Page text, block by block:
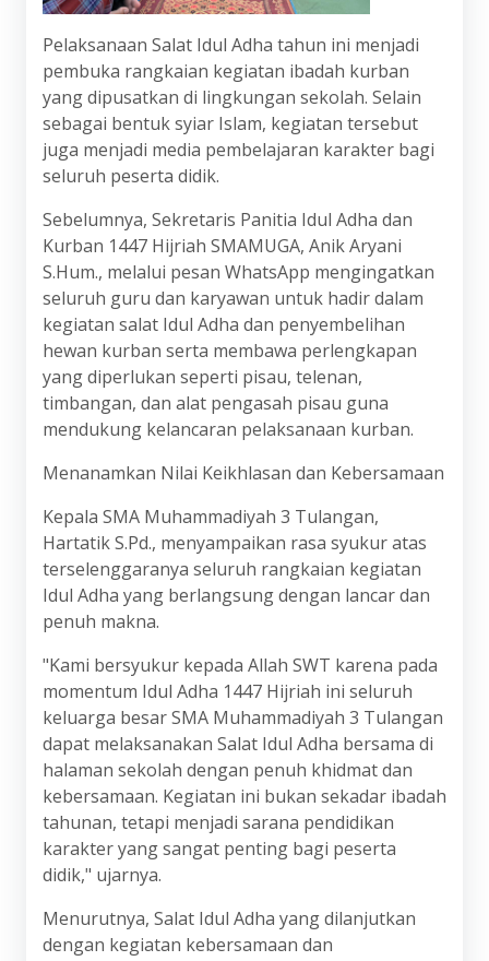
Pelaksanaan Salat Idul Adha tahun ini menjadi
pembuka rangkaian kegiatan ibadah kurban
yang dipusatkan di lingkungan sekolah. Selain
sebagai bentuk syiar Islam, kegiatan tersebut
juga menjadi media pembelajaran karakter bagi
seluruh peserta didik.
Sebelumnya, Sekretaris Panitia Idul Adha dan
Kurban 1447 Hijriah SMAMUGA, Anik Aryani
S.Hum., melalui pesan WhatsApp mengingatkan
seluruh guru dan karyawan untuk hadir dalam
kegiatan salat Idul Adha dan penyembelihan
hewan kurban serta membawa perlengkapan
yang diperlukan seperti pisau, telenan,
timbangan, dan alat pengasah pisau guna
mendukung kelancaran pelaksanaan kurban.
Menanamkan Nilai Keikhlasan dan Kebersamaan
Kepala SMA Muhammadiyah 3 Tulangan,
Hartatik S.Pd., menyampaikan rasa syukur atas
terselenggaranya seluruh rangkaian kegiatan
Idul Adha yang berlangsung dengan lancar dan
penuh makna.
"Kami bersyukur kepada Allah SWT karena pada
momentum Idul Adha 1447 Hijriah ini seluruh
keluarga besar SMA Muhammadiyah 3 Tulangan
dapat melaksanakan Salat Idul Adha bersama di
halaman sekolah dengan penuh khidmat dan
kebersamaan. Kegiatan ini bukan sekadar ibadah
tahunan, tetapi menjadi sarana pendidikan
karakter yang sangat penting bagi peserta
didik," ujarnya.
Menurutnya, Salat Idul Adha yang dilanjutkan
dengan kegiatan kebersamaan dan